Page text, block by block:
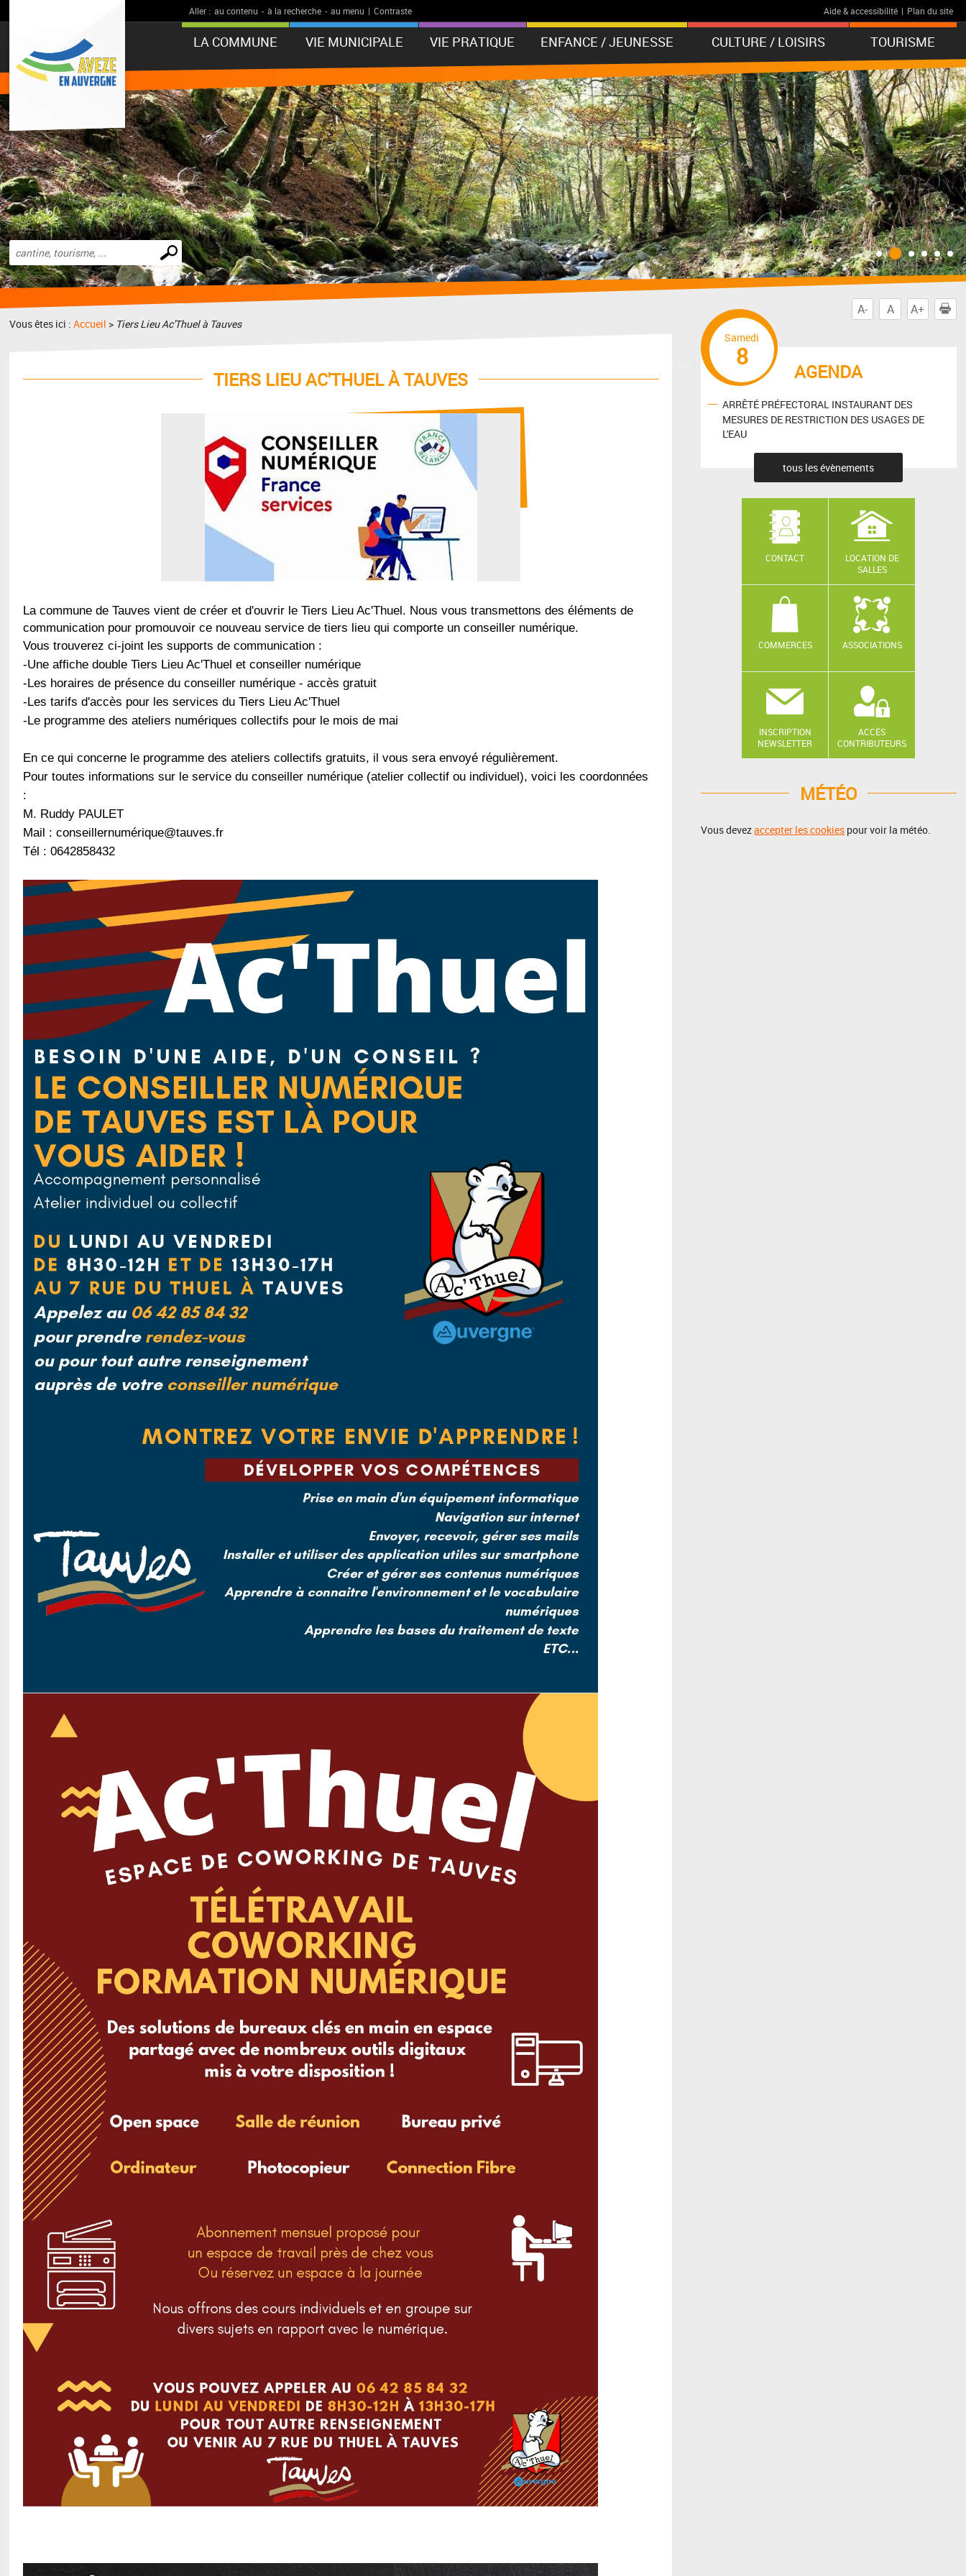
Aller : au contenu - à la recherche - au menu | Contraste Aide & accessibilité | Plan du site
LA COMMUNE VIE MUNICIPALE VIE PRATIQUE ENFANCE / JEUNESSE CULTURE / LOISIRS TOURISME
Effectuer
une
recherche
A- A A+
Vous êtes ici :Accueil > Tiers Lieu Ac'Thuel à Tauves
TIERS LIEU AC'THUEL À TAUVES
La commune de Tauves vient de créer et d'ouvrir le Tiers Lieu Ac'Thuel. Nous vous transmettons des éléments de
communication pour promouvoir ce nouveau service de tiers lieu qui comporte un conseiller numérique.
Vous trouverez ci-joint les supports de communication :
-Une affiche double Tiers Lieu Ac'Thuel et conseiller numérique
-Les horaires de présence du conseiller numérique - accès gratuit
-Les tarifs d'accès pour les services du Tiers Lieu Ac'Thuel
-Le programme des ateliers numériques collectifs pour le mois de mai
En ce qui concerne le programme des ateliers collectifs gratuits, il vous sera envoyé régulièrement.
Pour toutes informations sur le service du conseiller numérique (atelier collectif ou individuel), voici les coordonnées
:
M. Ruddy PAULET
Mail : conseillernumérique@tauves.fr
Tél : 0642858432
AGENDA
Samedi
8
ARRÊTÉ PRÉFECTORAL INSTAURANT DES
MESURES DE RESTRICTION DES USAGES DE
L'EAU
tous les évènements
CONTACT
LOCATION DE
SALLES
COMMERCES ASSOCIATIONS
INSCRIPTION
NEWSLETTER
ACCÈS
CONTRIBUTEURS
MÉTÉO
Vous devezaccepter les cookies pour voir la météo.